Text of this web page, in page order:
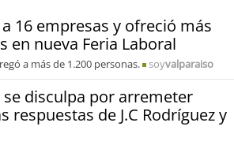
16 empresas y ofreció más
en nueva Feria Laboral
a más de 1.200 personas. soyvalparaiso
se disculpa por arremeter
respuestas de J.C Rodríguez y